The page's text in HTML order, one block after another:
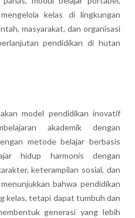
kelas di lingkungan
masyarakat, dan organisasi
pendidikan di hutan
model pendidikan inovatif
akademik dengan
metode belajar berbasis
hidup harmonis dengan
keterampilan sosial, dan
bahwa pendidikan
kelas, tetapi dapat tumbuh dan
generasi yang lebih